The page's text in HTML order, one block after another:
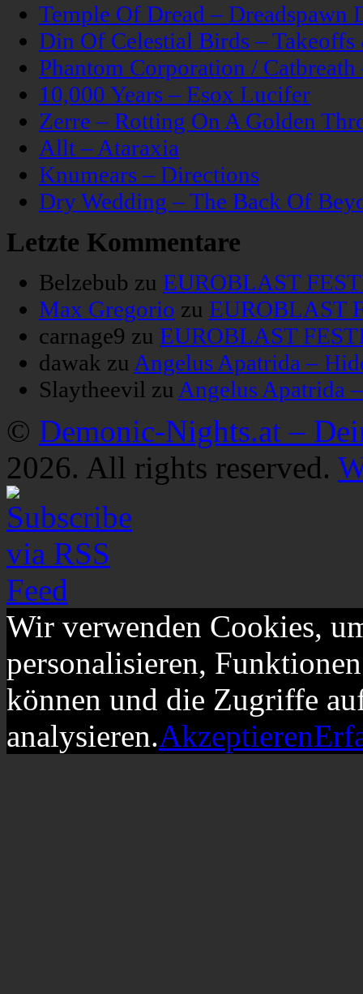
Temple Of Dread – Dreadspawn
Din Of Celestial Birds –
Phantom Corporation /
10,000 Years – Esox Lucifer
Zerre – Rotting On A Golden
Allt – Ataraxia
Knumears – Directions
Dry Wedding – The Back Of
Letzte Kommentare
Belzebub zu EUROBLAST
Max Gregorio zu EUROBLAST
carnage9 zu EUROBLAST
dawak zu Angelus Apatrida –
Slaytheevil zu Angelus Apatrida
© Demonic-Nights.at –
2026. All rights reserved.
Wir verwenden Cookies,
personalisieren,
können und die Zugriffe
analysieren.Akzeptieren